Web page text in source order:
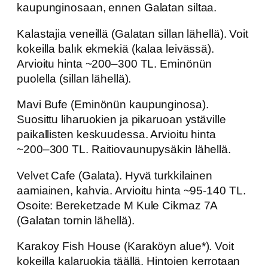
kaupunginosaan, ennen Galatan siltaa.
Kalastajia veneillä (Galatan sillan lähellä). Voit
kokeilla balık ekmekiä (kalaa leivässä).
Arvioitu hinta ~200–300 TL. Eminönün
puolella (sillan lähellä).
Mavi Bufe (Eminönün kaupunginosa).
Suosittu liharuokien ja pikaruoan ystäville
paikallisten keskuudessa. Arvioitu hinta
~200–300 TL. Raitiovaunupysäkin lähellä.
Velvet Cafe (Galata). Hyvä turkkilainen
aamiainen, kahvia. Arvioitu hinta ~95-140 TL.
Osoite: Bereketzade M Kule Cikmaz 7A
(Galatan tornin lähellä).
Karakoy Fish House (Karaköyn alue*). Voit
kokeilla kalaruokia täällä. Hintojen kerrotaan